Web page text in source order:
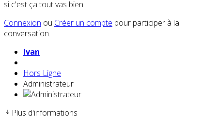
si c'est ça tout vas bien.
Connexion ou Créer un compte pour participer à la
conversation.
Ivan
Hors Ligne
Administrateur
Plus d'informations